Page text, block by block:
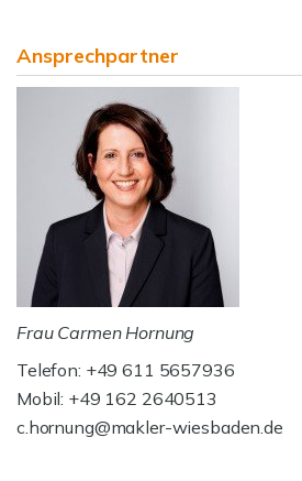
Ansprechpartner
Frau Carmen Hornung
Telefon: +49 611 5657936
Mobil: +49 162 2640513
c.hornung@makler-wiesbaden.de